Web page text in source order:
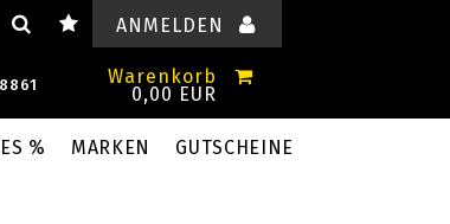
ANMELDEN
Warenkorb
0,00 EUR
% MARKEN GUTSCHEINE